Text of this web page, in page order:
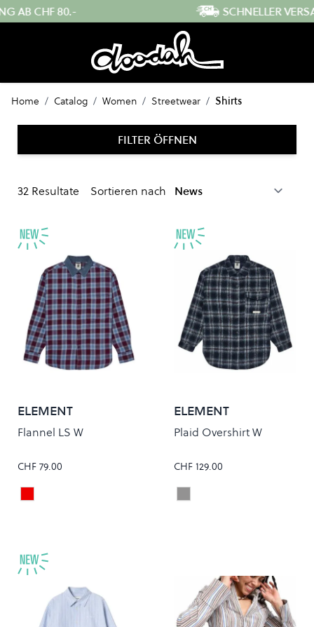
Direkt zum InhaltSCHNELLER VERSAND AUS DER SCHWEIZ
Home / Catalog / Women / Streetwear / Shirts
FILTER ÖFFNEN
32 Resultate Sortieren nach
ELEMENT
Flannel LS W
CHF 79.00
Colour
ZINFANDEL CHECKS
ELEMENT
Plaid Overshirt W
CHF 129.00
Colour
BRUSHED PLAID DARK